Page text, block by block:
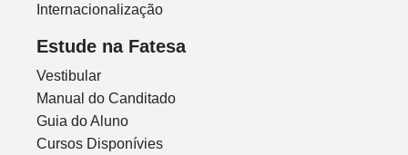
Internacionalização
Estude na Fatesa
Vestibular
Manual do Canditado
Guia do Aluno
Cursos Disponívies